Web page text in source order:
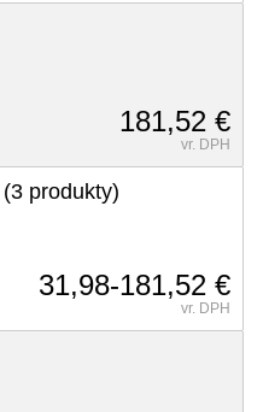
181,52 €
vr. DPH
(3 produkty)
31,98-181,52 €
vr. DPH